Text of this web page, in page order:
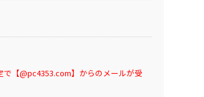
【@pc4353.com】からのメールが受